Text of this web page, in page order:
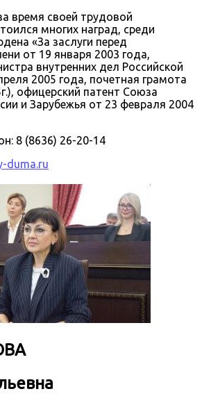
время своей трудовой
многих наград, среди
«За заслуги перед
от 19 января 2003 года,
внутренних дел Российской
2005 года, почетная грамота
офицерский патент Союза
и Зарубежья от 23 февраля 2004
8 (8636) 26-20-14
duma.ru